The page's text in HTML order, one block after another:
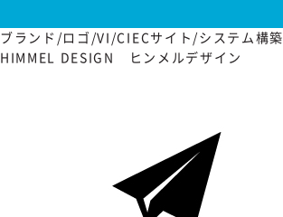
ブランド/ロゴ/VI/CI ECサイト/システム構築
HIMMEL DESIGN ヒンメルデザイン